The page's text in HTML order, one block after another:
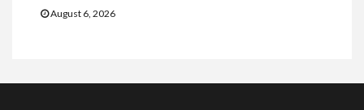
August 6, 2026